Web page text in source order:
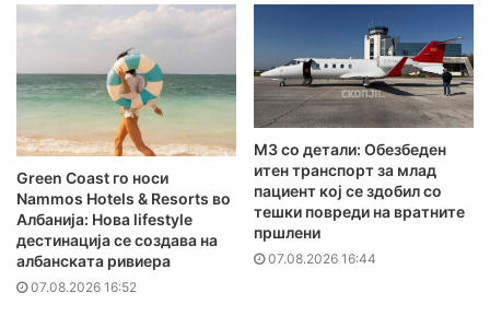
Green Coast го носи
Nammos Hotels & Resorts во
Албанија: Нова lifestyle
дестинација се создава на
албанската ривиера
07.08.2026 16:52
MЗ со детали: Обезбеден
итен транспорт за млад
пациент кој се здобил со
тешки повреди на вратните
пршлени
07.08.2026 16:44